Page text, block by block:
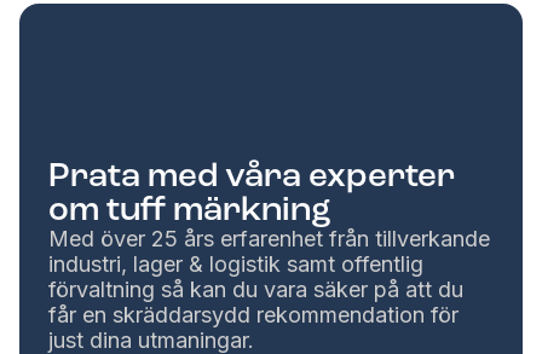
Prata med våra experter
om tuff märkning
Med över 25 års erfarenhet från tillverkande
industri, lager & logistik samt offentlig
förvaltning så kan du vara säker på att du
får en skräddarsydd rekommendation för
just dina utmaningar.